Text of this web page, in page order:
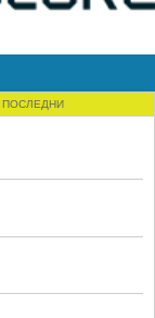
ПОСЛЕДНИ